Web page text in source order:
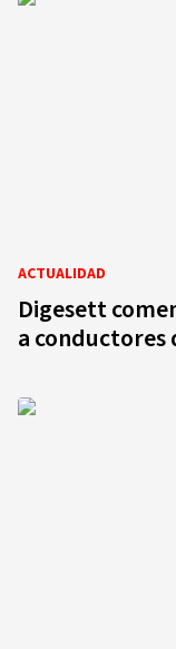
ACTUALIDAD
Digesett
a conductores